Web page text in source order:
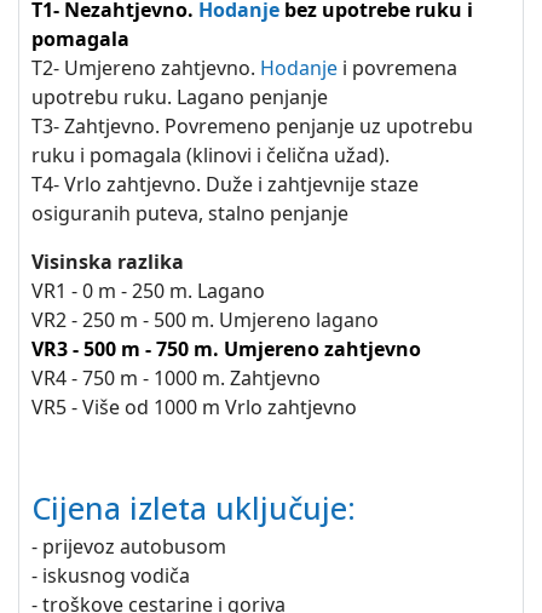
T1- Nezahtjevno. Hodanje bez upotrebe ruku i
pomagala
T2- Umjereno zahtjevno. Hodanje i povremena
upotrebu ruku. Lagano penjanje
T3- Zahtjevno. Povremeno penjanje uz upotrebu
ruku i pomagala (klinovi i čelična užad).
T4- Vrlo zahtjevno. Duže i zahtjevnije staze
osiguranih puteva, stalno penjanje
Visinska razlika
VR1 - 0 m - 250 m. Lagano
VR2 - 250 m - 500 m. Umjereno lagano
VR3 - 500 m - 750 m. Umjereno zahtjevno
VR4 - 750 m - 1000 m. Zahtjevno
VR5 - Više od 1000 m Vrlo zahtjevno
Cijena izleta uključuje:
- prijevoz autobusom
- iskusnog vodiča
- troškove cestarine i goriva